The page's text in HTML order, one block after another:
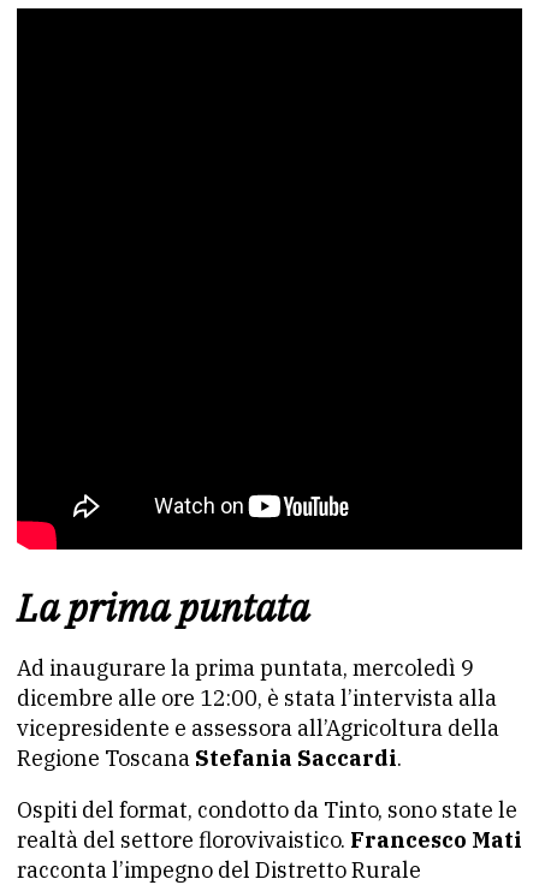
La prima puntata
Ad inaugurare la prima puntata, mercoledì 9
dicembre alle ore 12:00, è stata l’intervista alla
vicepresidente e assessora all’Agricoltura della
Regione Toscana Stefania Saccardi.
Ospiti del format, condotto da Tinto, sono state le
realtà del settore florovivaistico. Francesco Mati
racconta l’impegno del Distretto Rurale